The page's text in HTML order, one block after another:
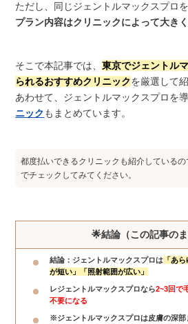
ただし、同じジェントルマックスプロ
プラン内容はクリニックによって大き
そこで本記事では、東京でジェントル
られるおすすめクリニックを厳選して紹
あわせて、ジェントルマックスプロを
ニック もまとめています。
都度払いできるクリニックも紹介しているの
でチェックしてみてください。
🌟結論（この記事のま
結論：ジェントルマックスプロは 「あ
が短い」「照射範囲が広い」
レジェントルマックスプロなら2~3回で
不要になる
※ジェントルマックスプロは皮膚の深